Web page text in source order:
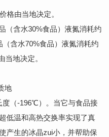
格由当地决定。
（含水30%食品）液氮消耗约
含水70%食品）液氮消耗约
当地决定。
地
度（-196℃）。当它与食品接
低温和高热交换率实现了真
产生的冰晶zui小，并帮助保